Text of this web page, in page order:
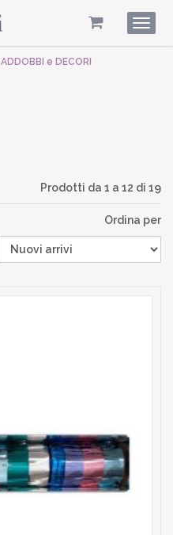
ADDOBBI e DECORI
Prodotti da 1 a 12 di 19
Ordina per